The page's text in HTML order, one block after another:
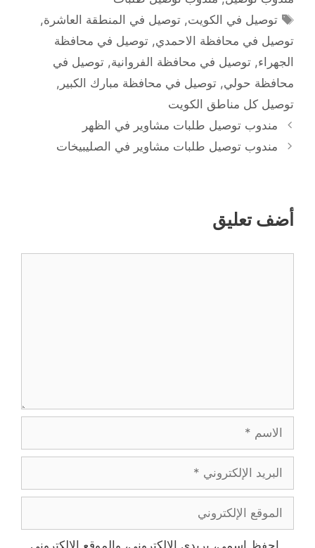
الوسوم
توصيل في الكويت,توصيل في المنطقة العاشرة,
توصيل في محافظة الاحمدي, توصيل في محافظة
الجهراء, توصيل في محافظة الفروانية, توصيل في
محافظة حولي, توصيل في محافظة مبارك الكبير ,
توصيل كل مناطق الكويت
مندوب توصيل طلبات مشاوير في الظهر
مندوب توصيل طلبات مشاوير في الصليبيخات
أضف تعليق
الاسم
البريد
الإلكتروني
الموقع
الإلكتروني